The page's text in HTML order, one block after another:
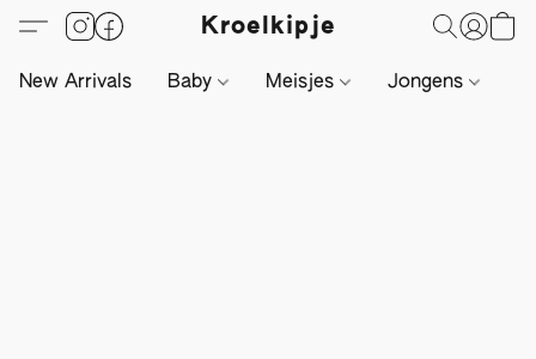
Kroelkipje
New Arrivals Baby Meisjes Jongens